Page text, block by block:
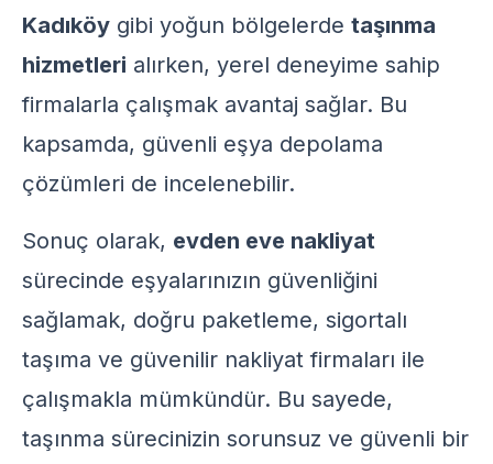
Kadıköy gibi yoğun bölgelerde taşınma
hizmetleri alırken, yerel deneyime sahip
firmalarla çalışmak avantaj sağlar. Bu
kapsamda, güvenli eşya depolama
çözümleri de incelenebilir.
Sonuç olarak, evden eve nakliyat
sürecinde eşyalarınızın güvenliğini
sağlamak, doğru paketleme, sigortalı
taşıma ve güvenilir nakliyat firmaları ile
çalışmakla mümkündür. Bu sayede,
taşınma sürecinizin sorunsuz ve güvenli bir